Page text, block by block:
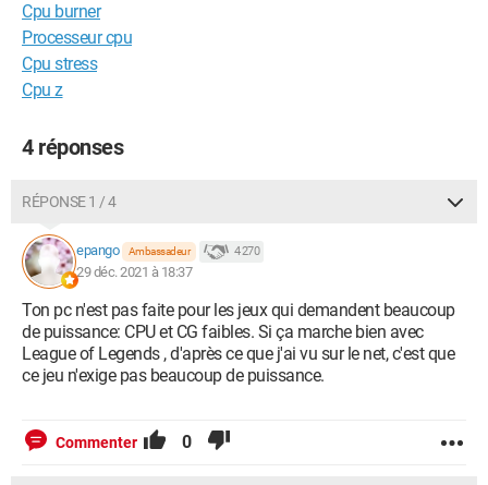
En espérant avoir une réponse,
A bientôt.
Cpu burner
Processeur cpu
Cpu stress
Cpu z
4 réponses
RÉPONSE 1 / 4
epango Ambassadeur 4 270
29 déc. 2021 à 18:37
Ton pc n'est pas faite pour les jeux qui demandent beaucoup
de puissance: CPU et CG faibles. Si ça marche bien avec
League of Legends , d'après ce que j'ai vu sur le net, c'est que
ce jeu n'exige pas beaucoup de puissance.
Commenter 0